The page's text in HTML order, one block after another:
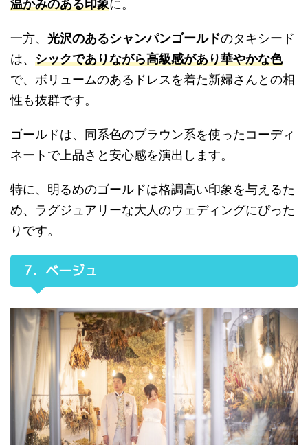
温かみのある印象に。
一方、 光沢のあるシャンパンゴールドのタキシード
は、 シックでありながら高級感があり華やかな色
で、ボリュームのあるドレスを着た新婦さんとの相
性も抜群です。
ゴールドは、同系色のブラウン系を使ったコーディ
ネートで上品さと安心感を演出します。
特に、明るめのゴールドは格調高い印象を与えるた
め、ラグジュアリーな大人のウェディングにぴった
りです。
7．ベージュ